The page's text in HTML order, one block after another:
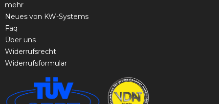
mehr
Neues von KW-Systems
Faq
Über uns
Widerrufsrecht
Widerrufsformular